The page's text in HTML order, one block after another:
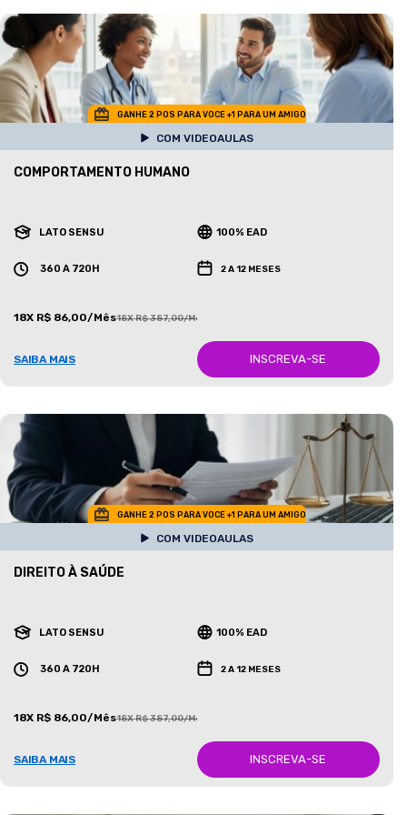
GANHE 2 POS PARA VOCE +1 PARA UM AMIGO
COM VIDEOAULAS
COMPORTAMENTO HUMANO
LATO SENSU 100% EAD
360 A 720H 2 A 12 MESES
18X R$ 86,00/Mês18X R$ 387,00/Mês
SAIBA MAIS INSCREVA-SE
GANHE 2 POS PARA VOCE +1 PARA UM AMIGO
COM VIDEOAULAS
DIREITO À SAÚDE
LATO SENSU 100% EAD
360 A 720H 2 A 12 MESES
18X R$ 86,00/Mês18X R$ 387,00/Mês
SAIBA MAIS INSCREVA-SE